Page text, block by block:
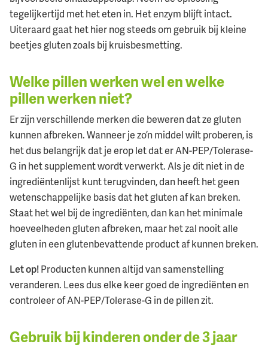
tegelijkertijd met het eten in. Het enzym blijft intact.
Uiteraard gaat het hier nog steeds om gebruik bij kleine
beetjes gluten zoals bij kruisbesmetting.
Welke pillen werken wel en welke
pillen werken niet?
Er zijn verschillende merken die beweren dat ze gluten
kunnen afbreken. Wanneer je zo’n middel wilt proberen, is
het dus belangrijk dat je erop let dat er AN-PEP/Tolerase-
G in het supplement wordt verwerkt. Als je dit niet in de
ingrediëntenlijst kunt terugvinden, dan heeft het geen
wetenschappelijke basis dat het gluten af kan breken.
Staat het wel bij de ingrediënten, dan kan het minimale
hoeveelheden gluten afbreken, maar het zal nooit alle
gluten in een glutenbevattende product af kunnen breken.
Let op!Producten kunnen altijd van samenstelling
veranderen. Lees dus elke keer goed de ingrediënten en
controleer of AN-PEP/Tolerase-G in de pillen zit.
Gebruik bij kinderen onder de 3 jaar